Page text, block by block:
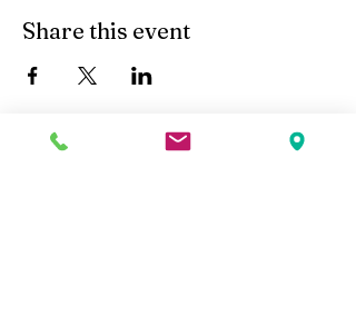
Share this event